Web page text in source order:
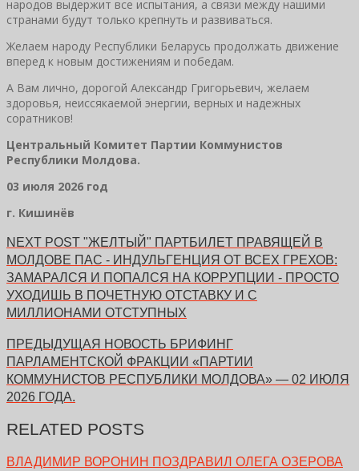
народов выдержит все испытания, а связи между нашими
странами будут только крепнуть и развиваться.
Желаем народу Республики Беларусь продолжать движение
вперед к новым достижениям и победам.
А Вам лично, дорогой Александр Григорьевич, желаем
здоровья, неиссякаемой энергии, верных и надежных
соратников!
Центральный Комитет Партии Коммунистов
Республики Молдова.
03 июля 2026 год
г. Кишинёв
NEXT POST "ЖЕЛТЫЙ" ПАРТБИЛЕТ ПРАВЯЩЕЙ В
МОЛДОВЕ ПАС - ИНДУЛЬГЕНЦИЯ ОТ ВСЕХ ГРЕХОВ:
ЗАМАРАЛСЯ И ПОПАЛСЯ НА КОРРУПЦИИ - ПРОСТО
УХОДИШЬ В ПОЧЕТНУЮ ОТСТАВКУ И С
МИЛЛИОНАМИ ОТСТУПНЫХ
ПРЕДЫДУЩАЯ НОВОСТЬ БРИФИНГ
ПАРЛАМЕНТСКОЙ ФРАКЦИИ «ПАРТИИ
КОММУНИСТОВ РЕСПУБЛИКИ МОЛДОВА» — 02 ИЮЛЯ
2026 ГОДА.
RELATED POSTS
ВЛАДИМИР ВОРОНИН ПОЗДРАВИЛ ОЛЕГА ОЗЕРОВА